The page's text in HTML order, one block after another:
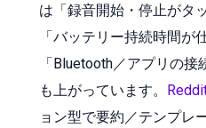
は「録音開始・停止がタ
「バッテリー持続時間が
「Bluetooth／アプリの
も上がっています。
ョン型で要約／テンプレ